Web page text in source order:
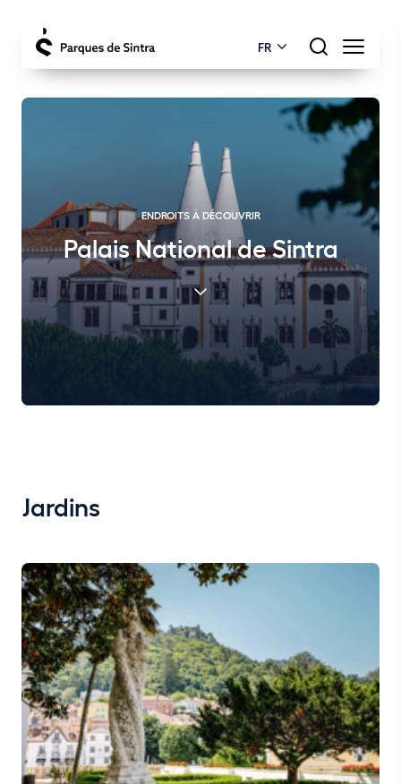
FR
ENDROITS À DÉCOUVRIR
Palais National de Sintra
Jardins